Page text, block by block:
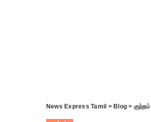
News Express Tamil > Blog > குற்றம்